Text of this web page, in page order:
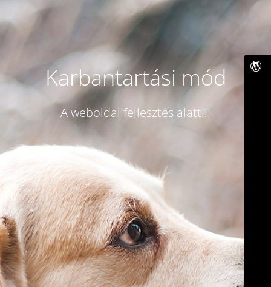
Karbantartási mód
A weboldal fejlesztés alatt!!!